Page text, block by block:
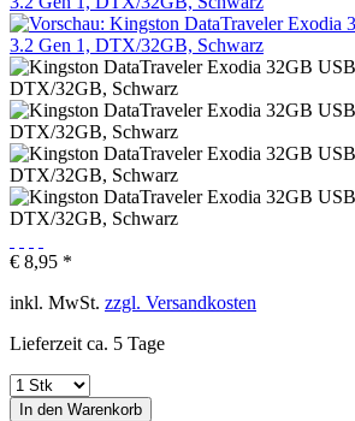
€ 8,95 *
inkl. MwSt. zzgl. Versandkosten
Lieferzeit ca. 5 Tage
In den Warenkorb